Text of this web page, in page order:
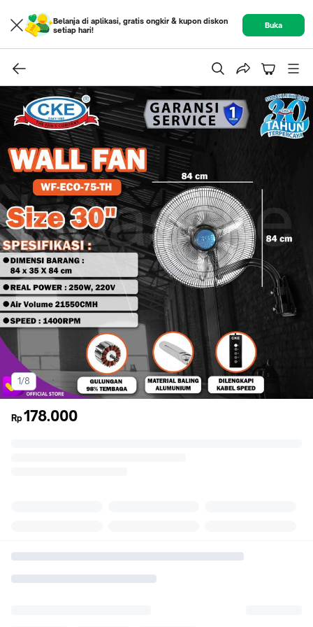
Belanja di aplikasi, gratis ongkir & kupon diskon
setiap hari!
Buka
1/8
Rp178.000